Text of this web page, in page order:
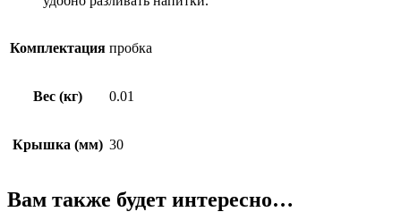
Комплектация пробка
Вес (кг) 0.01
Крышка (мм) 30
Вам также будет интересно…